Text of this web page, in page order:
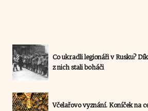
Co ukradli legionáři v Rusku?
z nich stali boháči
Včelařovo vyznání. Koníček na